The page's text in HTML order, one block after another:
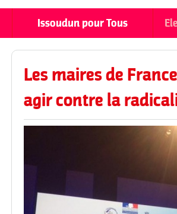
Issoudun pour Tous
Les maires de
agir contre la